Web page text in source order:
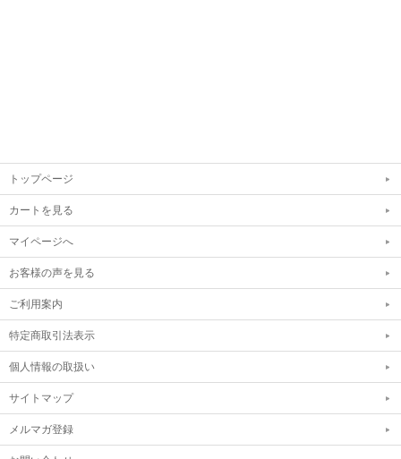
トップページ
カートを見る
マイページへ
お客様の声を見る
ご利用案内
特定商取引法表示
個人情報の取扱い
サイトマップ
メルマガ登録